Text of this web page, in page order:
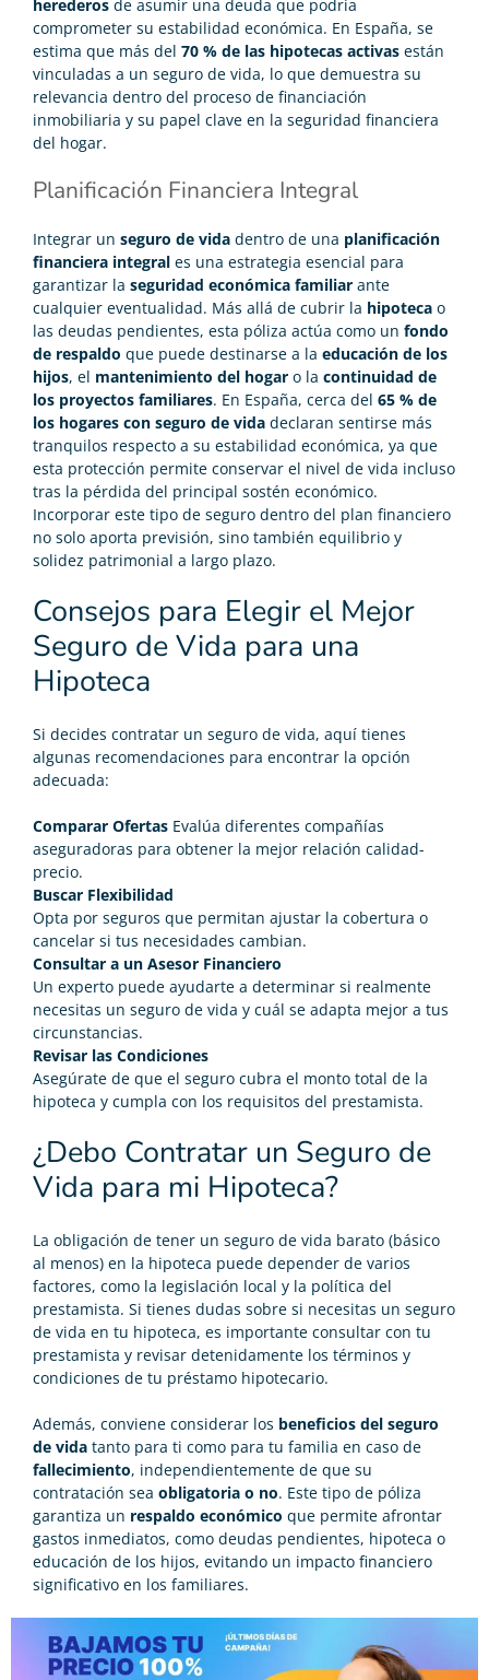
herederos de asumir una deuda que podría
comprometer su estabilidad económica. En España, se
estima que más del 70 % de las hipotecas activas están
vinculadas a un seguro de vida, lo que demuestra su
relevancia dentro del proceso de financiación
inmobiliaria y su papel clave en la seguridad financiera
del hogar.
Planificación Financiera Integral
Integrar un seguro de vida dentro de una planificación
financiera integral es una estrategia esencial para
garantizar la seguridad económica familiar ante
cualquier eventualidad. Más allá de cubrir la hipoteca o
las deudas pendientes, esta póliza actúa como un fondo
de respaldo que puede destinarse a la educación de los
hijos, el mantenimiento del hogar o la continuidad de
los proyectos familiares. En España, cerca del 65 % de
los hogares con seguro de vida declaran sentirse más
tranquilos respecto a su estabilidad económica, ya que
esta protección permite conservar el nivel de vida incluso
tras la pérdida del principal sostén económico.
Incorporar este tipo de seguro dentro del plan financiero
no solo aporta previsión, sino también equilibrio y
solidez patrimonial a largo plazo.
Consejos para Elegir el Mejor
Seguro de Vida para una
Hipoteca
Si decides contratar un seguro de vida, aquí tienes
algunas recomendaciones para encontrar la opción
adecuada:
Comparar Ofertas Evalúa diferentes compañías
aseguradoras para obtener la mejor relación calidad-
precio.
Buscar Flexibilidad
Opta por seguros que permitan ajustar la cobertura o
cancelar si tus necesidades cambian.
Consultar a un Asesor Financiero
Un experto puede ayudarte a determinar si realmente
necesitas un seguro de vida y cuál se adapta mejor a tus
circunstancias.
Revisar las Condiciones
Asegúrate de que el seguro cubra el monto total de la
hipoteca y cumpla con los requisitos del prestamista.
¿Debo Contratar un Seguro de
Vida para mi Hipoteca?
La obligación de tener un seguro de vida barato (básico
al menos) en la hipoteca puede depender de varios
factores, como la legislación local y la política del
prestamista. Si tienes dudas sobre si necesitas un seguro
de vida en tu hipoteca, es importante consultar con tu
prestamista y revisar detenidamente los términos y
condiciones de tu préstamo hipotecario.
Además, conviene considerar los beneficios del seguro
de vida tanto para ti como para tu familia en caso de
fallecimiento, independientemente de que su
contratación sea obligatoria o no. Este tipo de póliza
garantiza un respaldo económico que permite afrontar
gastos inmediatos, como deudas pendientes, hipoteca o
educación de los hijos, evitando un impacto financiero
significativo en los familiares.